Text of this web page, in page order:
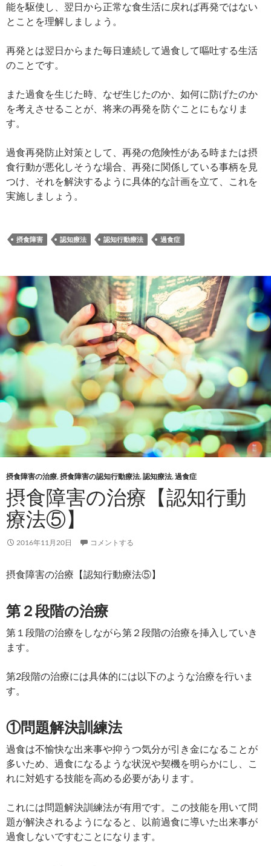
能を駆使し、翌日から正常な食生活に戻れば再発ではない
とことを理解しましょう。
再発とは翌日からまた毎日連続して過食して嘔吐する生活
のことです。
また過食を生じた時、なぜ生じたのか、如何に防げたのか
を考えさせることが、将来の再発を防ぐことにもなりま
す。
過食再発防止対策として、再発の危険性がある時または摂
食行動が悪化しそうな場合、再発に関係している事柄を見
つけ、それを解決するように具体的な計画を立て、これを
実施しましょう。
摂食障害 認知療法 認知行動療法 過食症
摂食障害の治療,摂食障害の認知行動療法,認知療法,過食症
摂食障害の治療【認知行動
療法⑤】
2016年11月20日 コメントする
摂食障害の治療【認知行動療法⑤】
第２段階の治療
第１段階の治療をしながら第２段階の治療を挿入していき
ます。
第2段階の治療には具体的には以下のような治療を行いま
す。
①問題解決訓練法
過食は不愉快な出来事や抑うつ気分が引き金になることが
多いため、過食になるような状況や契機を明らかにし、こ
れに対処する技能を高める必要があります。
これには問題解決訓練法が有用です。この技能を用いて問
題が解決されるようになると、以前過食に導いた出来事が
過食しないですむことになります。